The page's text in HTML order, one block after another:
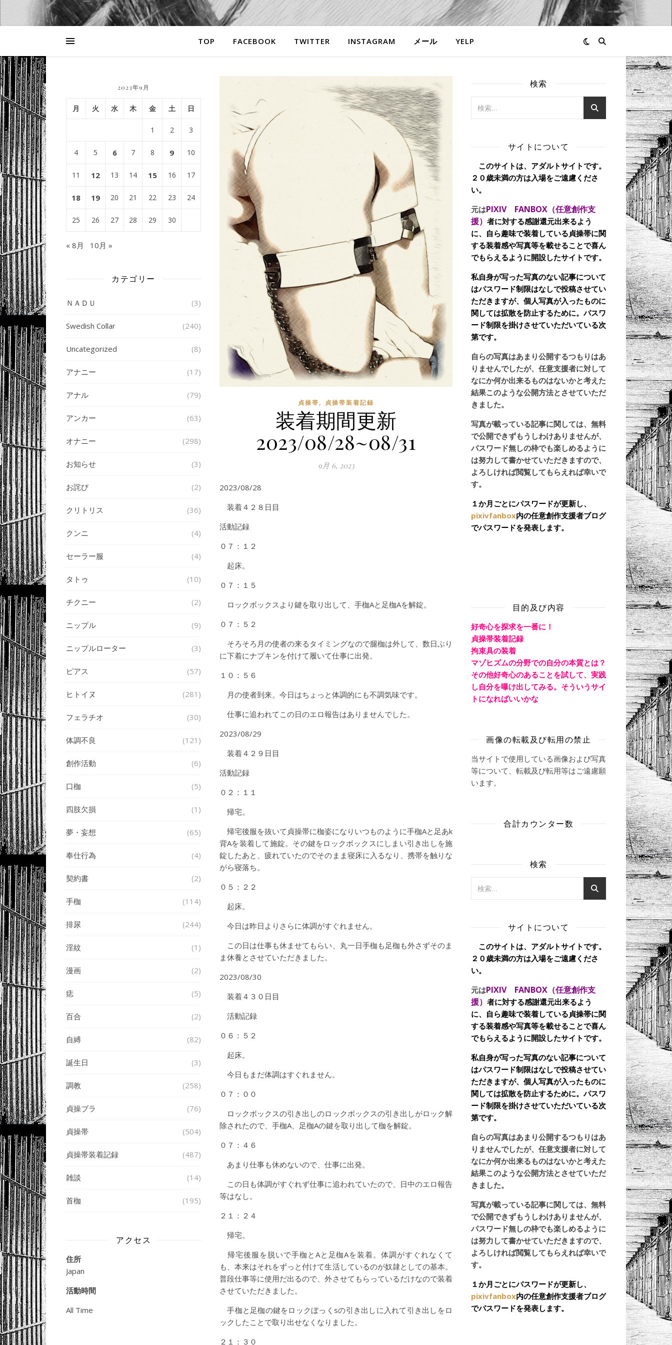
TOP FACEBOOK TWITTER INSTAGRAM メール YELP
2023年9月
月 火 水 木 金 土 日
1 2 3
4 5 6 7 8 9 10
11 12 13 14 15 16 17
18 19 20 21 22 23 24
25 26 27 28 29 30
« 8月 10月 »
カテゴリー
ＮＡＤＵ (3)
Swedish Collar (240)
Uncategorized (8)
アナニー (17)
アナル (79)
アンカー (63)
オナニー (298)
お知らせ (3)
お詫び (2)
クリトリス (36)
クンニ (4)
セーラー服 (4)
タトゥ (10)
チクニー (2)
ニップル (9)
ニップルローター (3)
ピアス (57)
ヒトイヌ (281)
フェラチオ (30)
体調不良 (121)
創作活動 (6)
口枷 (5)
四肢欠損 (1)
夢・妄想 (65)
奉仕行為 (4)
契約書 (2)
手枷 (114)
排尿 (244)
淫紋 (1)
漫画 (2)
痣 (5)
百合 (2)
自縛 (82)
誕生日 (3)
調教 (258)
貞操ブラ (76)
貞操帯 (504)
貞操帯装着記録 (487)
雑談 (14)
首枷 (195)
アクセス
住所
Japan
活動時間
All Time
貞操帯, 貞操帯装着記録
装着期間更新
2023/08/28~08/31
9月 6, 2023
2023/08/28
装着４２８日目
活動記録
０７：１２
起床。
０７：１５
ロックボックスより鍵を取り出して、手枷Aと足枷Aを解錠。
０７：５２
そろそろ月の使者の来るタイミングなので腿枷は外して、数日ぶり
に下着にナプキンを付けて履いて仕事に出発。
１０：５６
月の使者到来。今日はちょっと体調的にも不調気味です。
仕事に追われてこの日のエロ報告はありませんでした。
2023/08/29
装着４２９日目
活動記録
０２：１１
帰宅。
帰宅後服を抜いて貞操帯に枷姿になりいつものように手枷Aと足あk
背Aを装着して施錠。その鍵をロックボックスにしまい引き出しを施
錠したあと、疲れていたのでそのまま寝床に入るなり、携帯を触りな
がら寝落ち。
０５：２２
起床。
今日は昨日よりさらに体調がすぐれません。
この日は仕事も休ませてもらい、丸一日手枷も足枷も外さずそのま
ま休養とさせていただきました。
2023/08/30
装着４３０日目
活動記録
０６：５２
起床。
今日もまだ体調はすぐれません。
０７：００
ロックボックスの引き出しのロックボックスの引き出しがロック解
除されたので、手枷A、足枷Aの鍵を取り出して枷を解錠。
０７：４６
あまり仕事も休めないので、仕事に出発。
この日も体調がすぐれず仕事に追われていたので、日中のエロ報告
等はなし。
２１：２４
帰宅。
帰宅後服を脱いで手枷とAと足枷Aを装着。体調がすぐれなくて
も、本来はそれをずっと付けて生活しているのが奴隷としての基本。
普段仕事等に使用だ出るので、外させてもらっているだけなので装着
させていただきました。
手枷と足枷の鍵をロックぼっくsの引き出しに入れて引き出しをロ
ックしたことで取り出せなくなりました。
２１：３０
検索
サイトについて
このサイトは、アダルトサイトです。
２０歳未満の方は入場をご遠慮くださ
い。
元はPIXIV FANBOX（任意創作支
援） 者に対する感謝還元出来るよう
に、自ら趣味で装着している貞操帯に関
する装着感や写真等を載せることで喜ん
でもらえるように開設したサイトです。
私自身が写った写真のない記事について
はパスワード制限はなしで投稿させてい
ただきますが、個人写真が入ったものに
関しては拡散を防止するために。パスワ
ード制限を掛けさせていただいている次
第です。
自らの写真はあまり公開するつもりはあ
りませんでしたが、任意支援者に対して
なにか何か出来るものはないかと考えた
結果このような公開方法とさせていただ
きました。
写真が載っている記事に関しては、無料
で公開できずもうしわけありませんが、
パスワード無しの枠でも楽しめるように
は努力して書かせていただきますので、
よろしければ閲覧してもらえれば幸いで
す。
１か月ごとにパスワードが更新し、
pixivfanbox内の任意創作支援者ブログ
でパスワードを発表します。
目的及び内容
好奇心を探求を一番に！
貞操帯装着記録
拘束具の装着
マゾヒズムの分野での自分の本質とは？
その他好奇心のあることを試して、実践
し自分を曝け出してみる。そういうサイ
トになればいいかな
画像の転載及び転用の禁止
当サイトで使用している画像および写真
等について、転載及び転用等はご遠慮願
います。
合計カウンター数
検索
サイトについて
このサイトは、アダルトサイトです。
２０歳未満の方は入場をご遠慮くださ
い。
元はPIXIV FANBOX（任意創作支
援） 者に対する感謝還元出来るよう
に、自ら趣味で装着している貞操帯に関
する装着感や写真等を載せることで喜ん
でもらえるように開設したサイトです。
私自身が写った写真のない記事について
はパスワード制限はなしで投稿させてい
ただきますが、個人写真が入ったものに
関しては拡散を防止するために。パスワ
ード制限を掛けさせていただいている次
第です。
自らの写真はあまり公開するつもりはあ
りませんでしたが、任意支援者に対して
なにか何か出来るものはないかと考えた
結果このような公開方法とさせていただ
きました。
写真が載っている記事に関しては、無料
で公開できずもうしわけありませんが、
パスワード無しの枠でも楽しめるように
は努力して書かせていただきますので、
よろしければ閲覧してもらえれば幸いで
す。
１か月ごとにパスワードが更新し、
pixivfanbox内の任意創作支援者ブログ
でパスワードを発表します。